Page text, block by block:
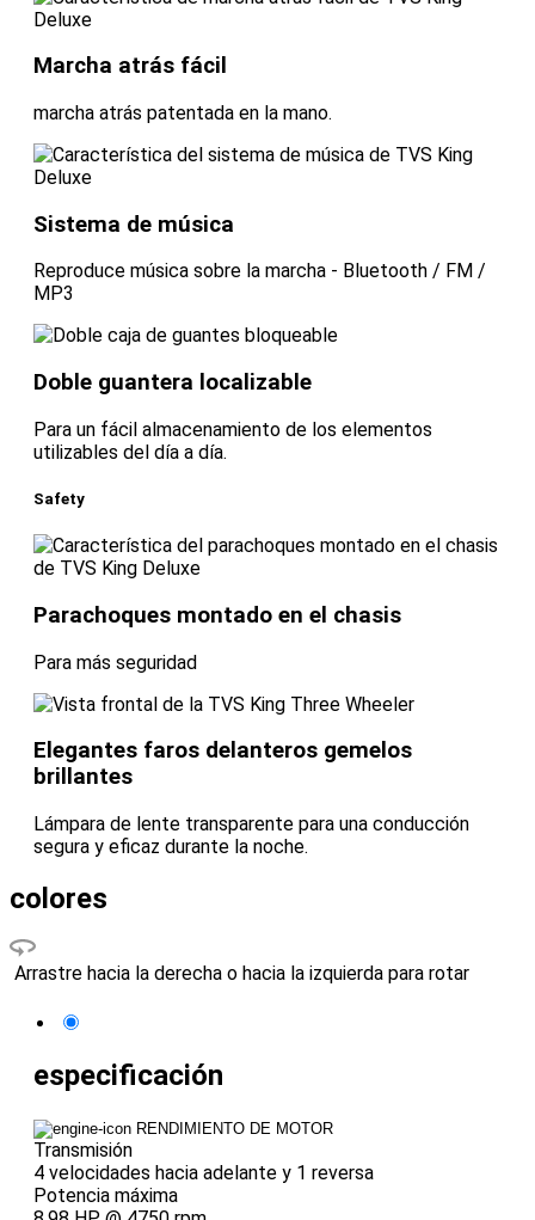
Marcha atrás fácil
marcha atrás patentada en la mano.
Sistema de música
Reproduce música sobre la marcha - Bluetooth / FM /
MP3
Doble guantera localizable
Para un fácil almacenamiento de los elementos
utilizables del día a día.
Safety
Parachoques montado en el chasis
Para más seguridad
Elegantes faros delanteros gemelos
brillantes
Lámpara de lente transparente para una conducción
segura y eficaz durante la noche.
colores
Arrastre hacia la derecha o hacia la izquierda para rotar
especificación
RENDIMIENTO DE MOTOR
Transmisión
4 velocidades hacia adelante y 1 reversa
Potencia máxima